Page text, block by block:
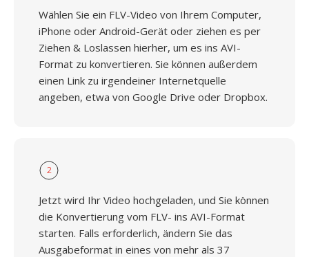
Wählen Sie ein FLV-Video von Ihrem Computer,
iPhone oder Android-Gerät oder ziehen es per
Ziehen & Loslassen hierher, um es ins AVI-
Format zu konvertieren. Sie können außerdem
einen Link zu irgendeiner Internetquelle
angeben, etwa von Google Drive oder Dropbox.
2
Jetzt wird Ihr Video hochgeladen, und Sie können
die Konvertierung vom FLV- ins AVI-Format
starten. Falls erforderlich, ändern Sie das
Ausgabeformat in eines von mehr als 37